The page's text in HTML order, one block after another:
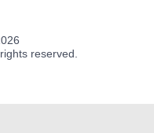
reserved.